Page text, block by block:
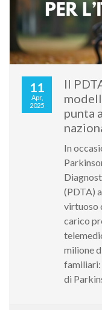
11
Apr,
2025
Il
punta
In
(PDTA)
virtuoso
carico
milione
familiari:
di